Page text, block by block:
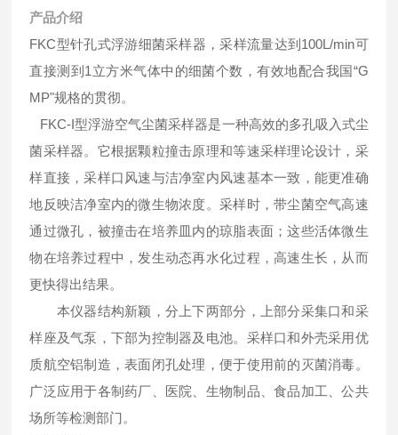
产品介绍
FKC型针孔式浮游细菌采样器，采样流量达到100L/min可
直接测到1立方米气体中的细菌个数，有效地配合我国“G
MP"规格的贯彻。
FKC-I型浮游空气尘菌采样器是一种高效的多孔吸入式尘
菌采样器。它根据颗粒撞击原理和等速采样理论设计，采
样直接，采样口风速与洁净室内风速基本一致，能更准确
地反映洁净室内的微生物浓度。采样时，带尘菌空气高速
通过微孔，被撞击在培养皿内的琼脂表面；这些活体微生
物在培养过程中，发生动态再水化过程，高速生长，从而
更快得出结果。
本仪器结构新颖，分上下两部分，上部分采集口和采
样座及气泵，下部为控制器及电池。采样口和外壳采用优
质航空铝制造，表面闭孔处理，便于使用前的灭菌消毒。
广泛应用于各制药厂、医院、生物制品、食品加工、公共
场所等检测部门。